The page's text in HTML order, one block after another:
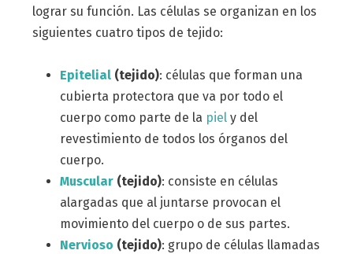
lograr su función. Las células se organizan en los
siguientes cuatro tipos de tejido:
Epitelial(tejido): células que forman una
cubierta protectora que va por todo el
cuerpo como parte de la piely del
revestimiento de todos los órganos del
cuerpo.
Muscular (tejido): consiste en células
alargadas que al juntarse provocan el
movimiento del cuerpo o de sus partes.
Nervioso (tejido): grupo de células llamadas